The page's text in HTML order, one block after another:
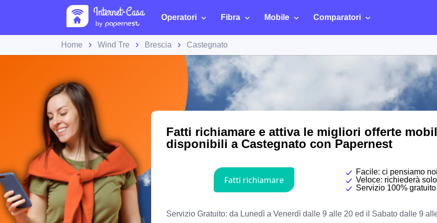
Operatori Fibra Mobile Comparatori
Home Wind Tre Brescia Castegnato